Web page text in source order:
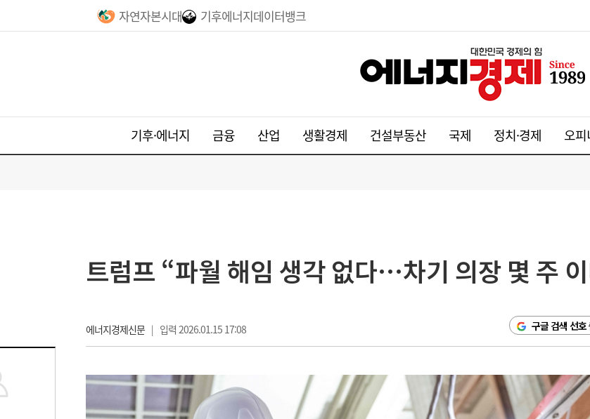
자연자본시대 기후에너지데이터뱅크
기후·에너지 금융 산업 생활경제 건설부동산 국제 정치·경제 오
트럼프 “파월 해임 생각 없다…차기 의장 몇 주
에너지경제신문| 입력 2026.01.15 17:08 구글 검색 선